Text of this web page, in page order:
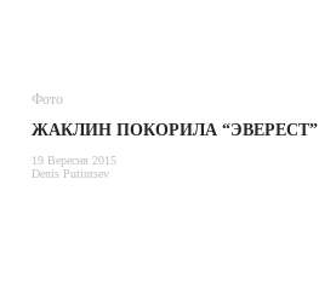
Фото
ЖАКЛИН ПОКОРИЛА “ЭВЕРЕСТ”
19 Вересня 2015
Denis Putintsev